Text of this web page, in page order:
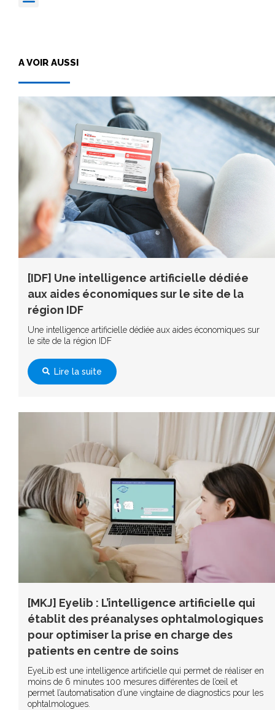
A VOIR AUSSI
[IDF] Une intelligence artificielle dédiée
aux aides économiques sur le site de la
région IDF
Une intelligence artificielle dédiée aux aides économiques sur
le site de la région IDF
Lire la suite
[MKJ] Eyelib : L’intelligence artificielle qui
établit des préanalyses ophtalmologiques
pour optimiser la prise en charge des
patients en centre de soins
EyeLib est une intelligence artificielle qui permet de réaliser en
moins de 6 minutes 100 mesures différentes de l’œil et
permet l’automatisation d’une vingtaine de diagnostics pour les
ophtalmologues.